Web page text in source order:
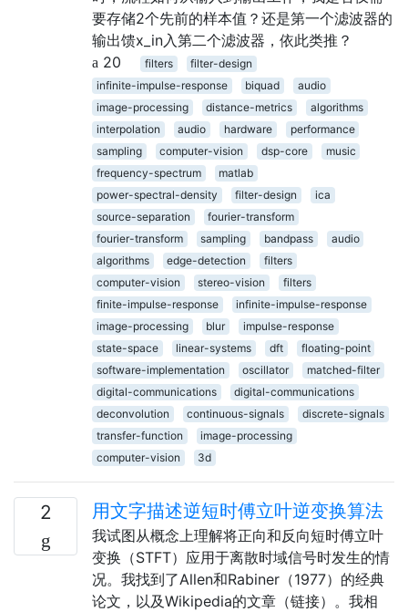
要存储2个先前的样本值？还是第一个滤波器的
输出馈x_in入第二个滤波器，依此类推？
20
filters
filter-design
infinite-impulse-response
biquad
audio
image-processing
distance-metrics
algorithms
interpolation
audio hardware
performance
sampling
computer-vision dsp-core
music
frequency-spectrum
matlab
power-spectral-density
filter-design
ica
source-separation
fourier-transform
fourier-transform
sampling bandpass
audio
algorithms
edge-detection
filters
computer-vision
stereo-vision
filters
finite-impulse-response
infinite-impulse-response
image-processing
blur
impulse-response
state-space
linear-systems dft
floating-point
software-implementation
oscillator
matched-filter
digital-communications
digital-communications
deconvolution
continuous-signals
discrete-signals
transfer-function
image-processing
computer-vision
3d
2 用文字描述逆短时傅立叶逆变换算法
我试图从概念上理解将正向和反向短时傅立叶
变换（STFT）应用于离散时域信号时发生的情
况。我找到了Allen和Rabiner（1977）的经典
论文，以及Wikipedia的文章（链接）。我相